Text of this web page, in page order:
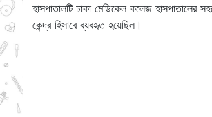
হাসপাতালটি ঢাকা মেডিকেল কলেজ হাসপাতালের
কেন্দ্র হিসাবে ব্যবহৃত হয়েছিল।